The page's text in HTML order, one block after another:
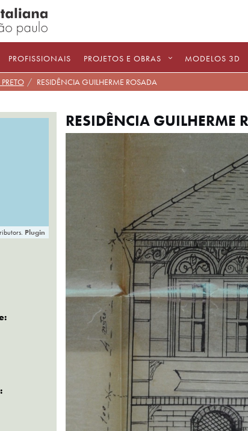
PROFISSIONAIS PROJETOS E OBRAS MODELOS 3D
RESIDÊNCIA GUILHERME ROSADA
Plugin
RESIDÊNCIA GUILHERME